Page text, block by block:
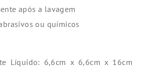
após a lavagem
ou químicos
Líquido: 6,6cm x 6,6cm x 16cm